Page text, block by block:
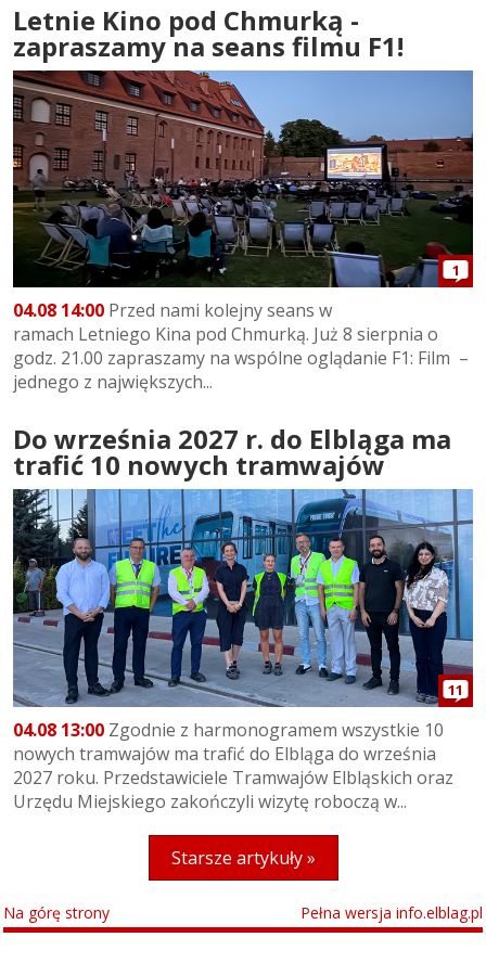
Letnie Kino pod Chmurką -
zapraszamy na seans filmu F1!
1
04.08 14:00 Przed nami kolejny seans w
ramach Letniego Kina pod Chmurką. Już 8 sierpnia o
godz. 21.00 zapraszamy na wspólne oglądanie F1: Film –
jednego z największych...
Do września 2027 r. do Elbląga ma
trafić 10 nowych tramwajów
11
04.08 13:00 Zgodnie z harmonogramem wszystkie 10
nowych tramwajów ma trafić do Elbląga do września
2027 roku. Przedstawiciele Tramwajów Elbląskich oraz
Urzędu Miejskiego zakończyli wizytę roboczą w...
Starsze artykuły »
Na górę strony Pełna wersja info.elblag.pl